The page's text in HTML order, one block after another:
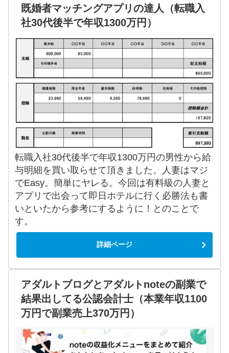
既婚者マッチングアプリの達人（転職入
社30代後半で年収1300万円）
転職入社30代後半で年収1300万円の男性から給
与明細を買い取らせて頂きました。人妻はマジ
でEasy。簡単にヤレる。今回は有料級の人妻と
アプリで出会って即日ホテルに行く必勝法も書
いといたから参考にするように！とのことで
す。
詳細ページ
アダルトブログとアダルトnoteの副業で
結果出してる公認会計士（本業年収1100
万円で副業売上370万円）